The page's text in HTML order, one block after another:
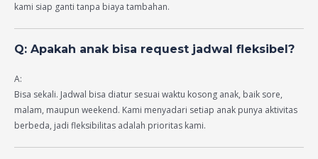
kami siap ganti tanpa biaya tambahan.
Q: Apakah anak bisa request jadwal fleksibel?
A:
Bisa sekali. Jadwal bisa diatur sesuai waktu kosong anak, baik sore,
malam, maupun weekend. Kami menyadari setiap anak punya aktivitas
berbeda, jadi fleksibilitas adalah prioritas kami.